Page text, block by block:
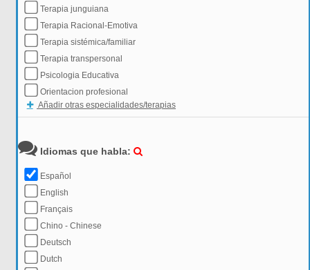
Terapia junguiana
Terapia Racional-Emotiva
Terapia sistémica/familiar
Terapia transpersonal
Psicologia Educativa
Orientacion profesional
Añadir otras especialidades/terapias
Idiomas que habla:
Español
English
Français
Chino - Chinese
Deutsch
Dutch